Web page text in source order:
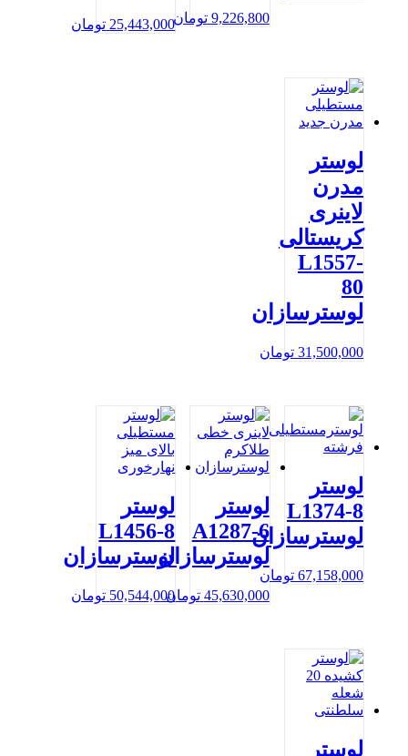
9,226,800 تومان25,443,000 تومان
لوستر
مدرن
لاینری
کریستالی
L1557-
80
لوسترسازان
31,500,000 تومان
لوستر
L1374-8
لوسترسازان
67,158,000 تومان
لوستر
A1287-6
لوسترسازان
45,630,000 تومان
لوستر
L1456-8
لوسترسازان
50,544,000 تومان
لوستر